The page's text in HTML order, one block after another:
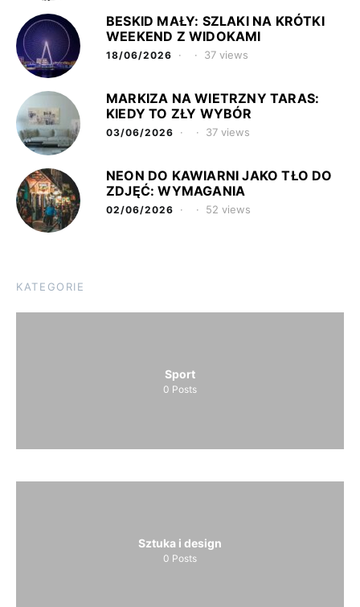
BESKID MAŁY: SZLAKI NA KRÓTKI
WEEKEND Z WIDOKAMI
18/06/2026 37 views
MARKIZA NA WIETRZNY TARAS:
KIEDY TO ZŁY WYBÓR
03/06/2026 37 views
NEON DO KAWIARNI JAKO TŁO DO
ZDJĘĆ: WYMAGANIA
02/06/2026 52 views
KATEGORIE
Sport
0 Posts
Sztuka i design
0 Posts